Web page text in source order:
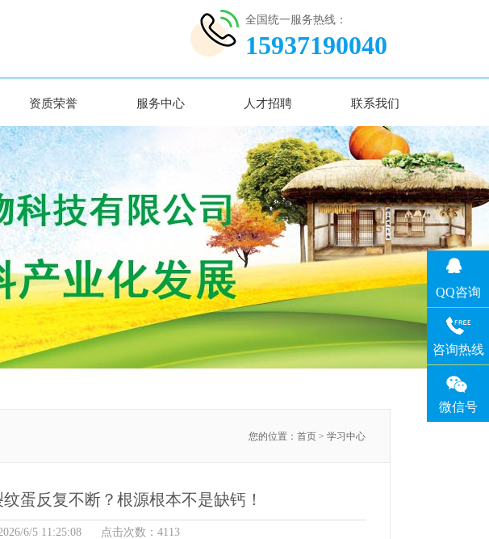
全国统一服务热线：
15937190040
资质荣誉 服务中心 人才招聘 联系我们
您的位置： 首页 > 学习中心
蛋反复不断？根源根本不是缺钙！
6/5 11:25:08 点击次数：4113
QQ咨询
咨询热线
微信号